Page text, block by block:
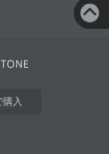
購入